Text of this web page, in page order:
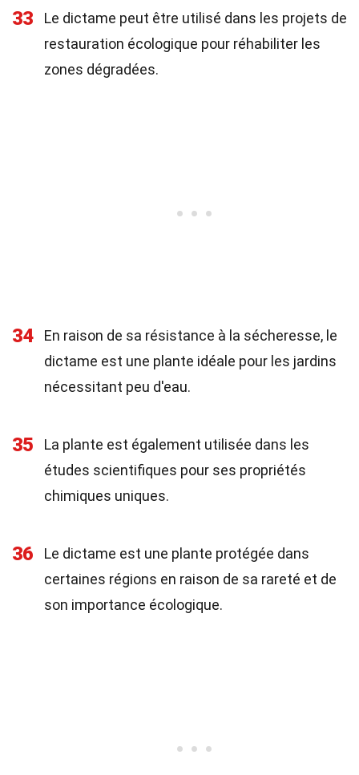
33
Le dictame peut être utilisé dans les projets de
restauration écologique pour réhabiliter les
zones dégradées.
34
En raison de sa résistance à la sécheresse, le
dictame est une plante idéale pour les jardins
nécessitant peu d'eau.
35
La plante est également utilisée dans les
études scientifiques pour ses propriétés
chimiques uniques.
36
Le dictame est une plante protégée dans
certaines régions en raison de sa rareté et de
son importance écologique.